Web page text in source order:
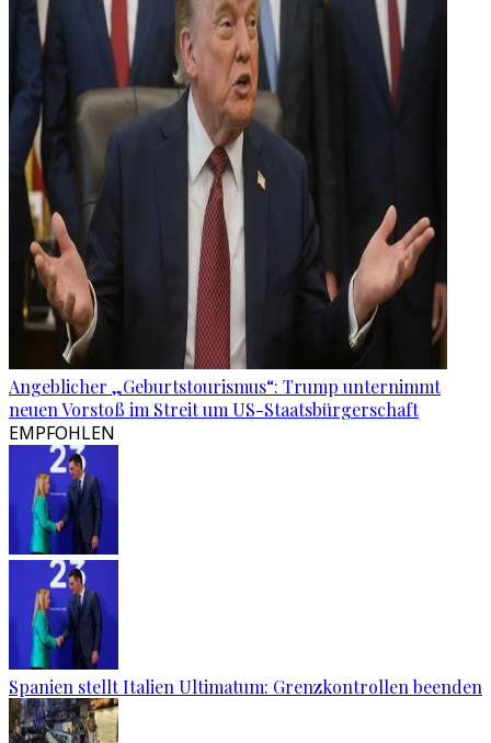
Angeblicher „Geburtstourismus“: Trump unternimmt
neuen Vorstoß im Streit um US-Staatsbürgerschaft
EMPFOHLEN
Spanien stellt Italien Ultimatum: Grenzkontrollen beenden